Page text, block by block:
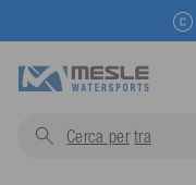
Cerca per trainabili.